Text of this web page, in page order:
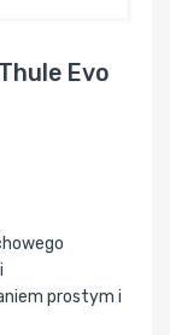
Evo
prostym i